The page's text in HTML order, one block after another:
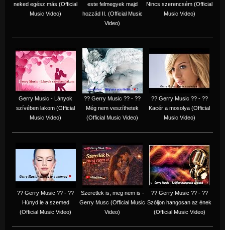
neked egész más (Official
Music Video)
este felmegyek majd
hozzád II. (Official Music
Video)
Nincs szerencsém (Official
Music Video)
Gerry Music - Lányok
szívében lakom (Official
Music Video)
?? Gerry Music ?? - ??
Még nem veszíthetek
(Official Music Video)
?? Gerry Music ?? - ??
Kacér a mosolya (Official
Music Video)
?? Gerry Music ?? - ??
Húnyd le a szemed
(Official Music Video)
Szeretlek is, meg nem is -
Gerry Musc (Official Music
Video)
?? Gerry Music ?? - ??
Szóljon hangosan az ének
(Official Music Video)